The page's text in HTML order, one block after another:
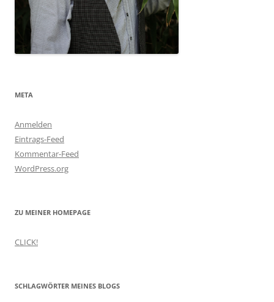
META
Anmelden
Eintrags-Feed
Kommentar-Feed
WordPress.org
ZU MEINER HOMEPAGE
CLICK!
SCHLAGWÖRTER MEINES BLOGS